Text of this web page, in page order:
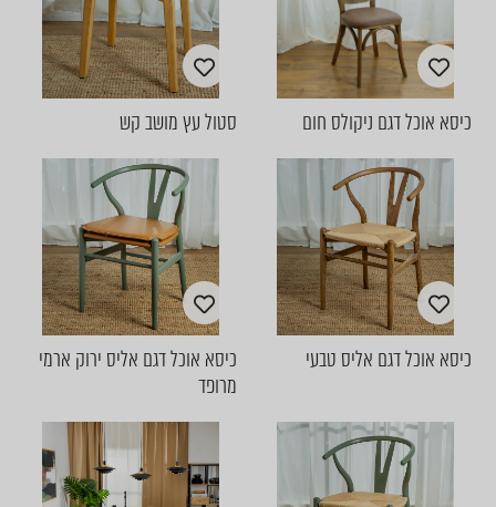
כיסא אוכל דגם ניקולס חום סטול עץ מושב קש
כיסא אוכל דגם אליס טבעי
כיסא אוכל דגם אליס ירוק ארמי
מרופד